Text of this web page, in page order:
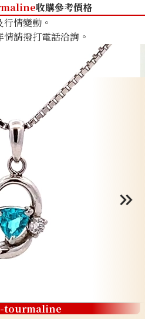
收購參考價格
情變動。
請撥打電話洽詢。
tourmaline